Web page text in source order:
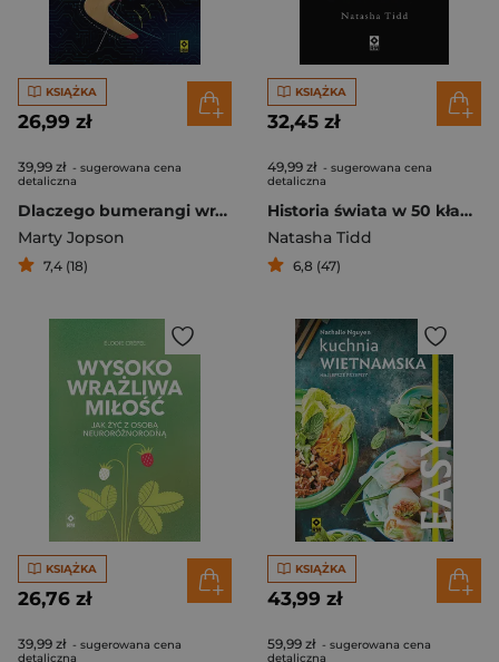
KSIĄŻKA
26,99 zł
39,99 zł - sugerowana cena
detaliczna
Dlaczego bumerangi wracają, mikrofalówka grzeje, a stawy strzelają
Marty Jopson
7,4 (18)
KSIĄŻKA
32,45 zł
49,99 zł - sugerowana cena
detaliczna
Historia świata w 50 kłamstwach
Natasha Tidd
6,8 (47)
KSIĄŻKA
26,76 zł
39,99 zł - sugerowana cena
detaliczna
KSIĄŻKA
43,99 zł
59,99 zł - sugerowana cena
detaliczna